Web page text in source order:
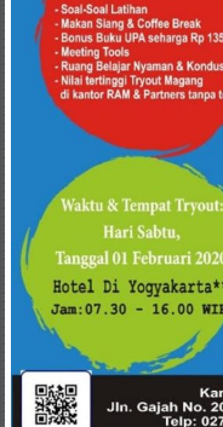
Sukoharjo,
Mungkid,
Purworejo,
Daerah
Istimewa
Yogyakarta,
Makassar,
Denpasar,
Salatiga,